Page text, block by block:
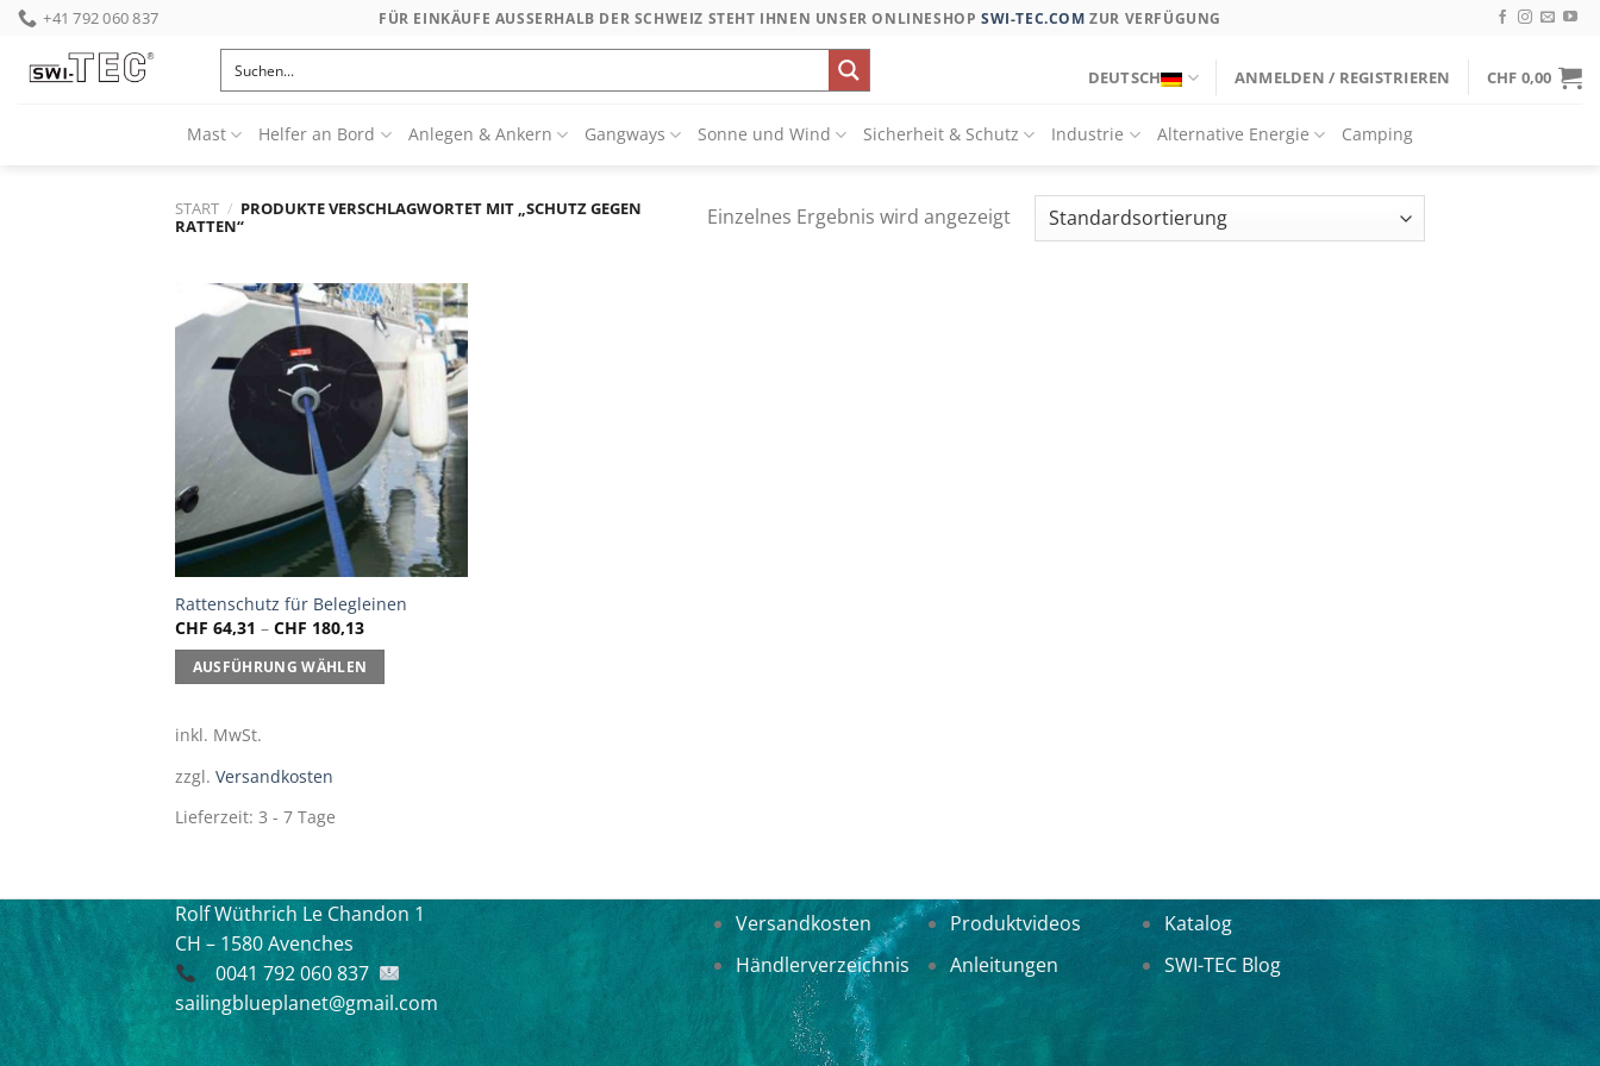
Skip
content
+41 792 060 837 FÜR EINKÄUFE AUSSERHALB DER SCHWEIZ STEHT IHNEN UNSER ONLINESHOP SWI-TEC.COM ZUR VERFÜGUNG
DEUTSCH ANMELDEN / REGISTRIEREN CHF 0,00
Mast Helfer an Bord Anlegen & Ankern Gangways Sonne und Wind Sicherheit & Schutz Industrie Alternative Energie Camping
START / PRODUKTE VERSCHLAGWORTET MIT „SCHUTZ GEGEN
RATTEN“
Einzelnes Ergebnis wird angezeigt
Rattenschutz für Belegleinen
CHF 64,31 – CHF 180,13
AUSFÜHRUNG WÄHLEN
Dieses
Produkt
weist
mehrere
auf.
Optionen
können
Produktseite
gewählt
werden
inkl. MwSt.
zzgl. Versandkosten
Lieferzeit: 3 - 7 Tage
Rolf Wüthrich Le Chandon 1
CH – 1580 Avenches
0041 792 060 837
sailingblueplanet@gmail.com
Versandkosten
Händlerverzeichnis
Produktvideos
Anleitungen
Katalog
SWI-TEC Blog